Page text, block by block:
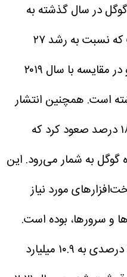
در سال گذشته به
میزان ۳۷ درصد، افزایش یافت که نسبت به رشد ۲۷
درصدی سال قبل، بیشتر شده و در مقایسه با سال ۲۰۱۹
است. همچنین انتشار
گازهای گلخانه‌ای این شرکت، ۱۸ درصد صعود کرد که
گوگل به شمار می‌رود. این
مورد نیاز
و سرورها، بوده است.
مصرف آب گوگل نیز با رشد ۳۴ درصدی به ۱۰.۹ میلیارد